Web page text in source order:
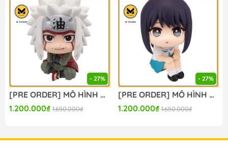
- 27%
[PRE ORDER] MÔ HÌNH Naruto Shippuuden - Jiraiya - Look Up (MegaHouse) FIGURE CHÍNH HÃNG
1.200.000₫ 1.650.000₫
- 27%
[PRE ORDER] MÔ HÌNH Chou Kaguya-hime! - Sakayori Iroha - Look Up (MegaHouse) FIGURE CHÍNH HÃNG
1.200.000₫ 1.650.000₫